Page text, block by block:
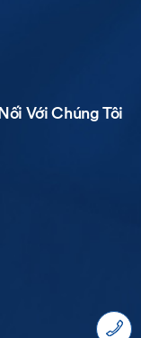
Với Chúng Tôi